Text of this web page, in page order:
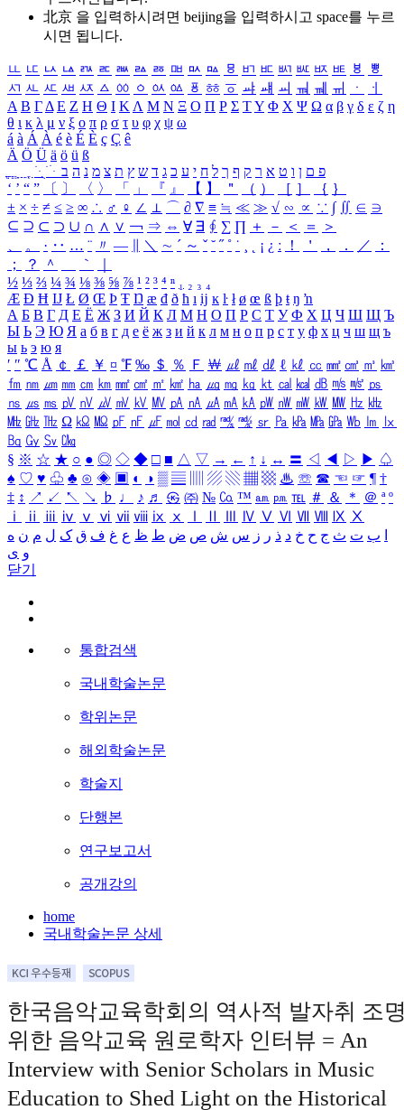
北京 을 입력하시려면 beijing을 입력하시고 space를 누르
시면 됩니다.
ㅥ ㅦ ㅧ ㅨ ㅩ ㅪ ㅫ ㅬ ㅭ ㅮ ㅯ ㅰ ㅱ ㅲ ㅳ ㅴ ㅵ ㅶ ㅷ ㅸ
ㅹ
ㅺ ㅻ ㅼ ㅽ ㅾ ㅿ ㆀ ㆁ ㆂ ㆃ ㆄ ㆅ ㆆ ㆇ ㆈ ㆉ ㆊ ㆋ ㆌ ㆍ
ㆎ
Α Β ΓΔ Ε Ζ Η Θ Ι ΚΛ Μ Ν Ξ Ο Π Ρ Σ ΤΥ Φ Χ Ψ Ω α β γ δ ε ζ η
θ ι κ λ μ ν ξ ο π ρ σ τ υ φ χ ψ ω
á à Á À é è É È ç Ç ê
Ä Ö Ü ä ö ü ß
ִֶֹ ֻּ ׁׂ פ ם ן ו ט א ר ק ף ך ל ח י ע כ ג ד ש ץ ת צ מ נ ה ב
‘ ’ “ ” 〔 〕 〈 〉 「 」 『 』 【 】 ＂ （ ） ［ ］ ｛ ｝
± × ÷ ≠ ≤ ≥ ∞ ∴ ♂ ♀ ∠ ⊥ ⌒ ∂ ∇ ≡ ≒ ≪ ≫ √ ∽ ∝ ∵ ∫ ∬ ∈ ∋
⊆ ⊇ ⊂ ⊃ ∪ ∩ ∧ ∨ ￢ ⇒ ⇔ ∀ ∃ ∮ ∑ ∏ ＋ － ＜ ＝
＞
、
。 · ‥ … ¨ 〃 ― ＼ ∼ ´ ～ ˇ ˘ ˝ ˚ ˙ ¸ ¡ ¿ ː ！ ＇ ， ． ／
：
；
？ ＾ ｀
½ ⅓ ⅔ ¼ ¾ ⅛ ⅜ ⅝ ⅞ ¹ ² ³ ⁴ ⁿ ₁ ₂ ₃ ₄
Æ Ð Ħ Ĳ Ł Ø Œ Þ Ŧ Ŋ æ đ ð ħ ı ĳ ĸ ŀ ł ø œ ß þ ŧ ŋ ŉ
А Б В Г Д Е Ё Ж З И Й К Л М Н О П Р С Т У Ф Х Ц Ч Ш Щ Ъ
Ы Ь Э Ю Я а б в г д е ё ж з и й к л м н о п р с т у ф х ц ч ш щ ъ
ы ь э ю я
′ ″ ℃ Å ￠ ￡ ￥ ¤ ℉ ‰ ＄ ％ Ｆ ￦ ㎕ ㎖ ㎗ ℓ ㎘ ㏄ ㎣ ㎤ ㎥ ㎦
㎙ ㎚ ㎛ ㎜ ㎝ ㎞ ㎟ ㎠ ㎡ ㎢ ㏊ ㎍ ㎎ ㎏ ㏏ ㎈ ㎉ ㏈ ㎧ ㎨ ㎰
㎱ ㎲ ㎳ ㎴ ㎵ ㎶ ㎷ ㎸ ㎹ ㎀ ㎁ ㎂ ㎃ ㎄ ㎺ ㎻ ㎽ ㎾ ㎿ ㎐ ㎑
㎒ ㎓ ㎔ Ω ㏀ ㏁ ㎊ ㎋ ㎌ ㏖ ㏅ ㎭ ㎮ ㎯ ㏛ ㎩ ㎪ ㎫ ㎬ ㏝ ㏐
㏓
㏃ ㏉ ㏜ ㏆
§ ※ ☆ ★ ○ ● ◎ ◇ ◆ □ ■ △ ▽ → ← ↑ ↓ ↔ 〓 ◁ ◀ ▷ ▶ ♤
♠ ♡ ♥ ♧ ♣ ⊙ ◈ ▣ ◐ ◑ ▒ ▤ ▨ ▧ ▦ ▩ ♨ ☏ ☎ ☜ ☞ ¶ †
‡ ↕ ↗ ↙ ↖ ↘ ♭ ♩ ♪ ♬ ㉿ ㈜ № ㏇ ™ ㏂ ㏘ ℡ ＃ ＆ ＊ ＠ ª º
ⅰ
ⅱ ⅲ ⅳ ⅴ ⅵ ⅶ ⅷ ⅸ ⅹ Ⅳ Ⅴ Ⅵ Ⅶ Ⅷ Ⅸ Ⅹ
ب ت ث ج ح خ د ذ ر ز س ش ص ض ط ظ ع غ ف ق ک ل م ن ه
و ی
닫기
통합검색
국내학술논문
학위논문
해외학술논문
학술지
단행본
연구보고서
공개강의
home
국내학술논문 상세
한국음악교육학회의 역사적 발자취 조
위한 음악교육 원로학자 인터뷰 = An
Interview with Senior Scholars in Music
Education to Shed Light on the Historical